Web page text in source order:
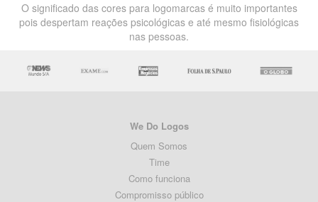
O significado das cores para logomarcas é muito importantes
pois despertam reações psicológicas e até mesmo fisiológicas
nas pessoas.
We Do Logos
Quem Somos
Time
Como funciona
Compromisso público